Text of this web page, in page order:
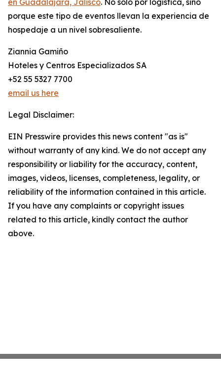
en Guadalajara, Jalisco. No solo por logística, sino
porque este tipo de eventos llevan la experiencia de
hospedaje a un nivel sobresaliente.
Ziannia Gamiño
Hoteles y Centros Especializados SA
+52 55 5327 7700
email us here
Legal Disclaimer:
EIN Presswire provides this news content "as is"
without warranty of any kind. We do not accept any
responsibility or liability for the accuracy, content,
images, videos, licenses, completeness, legality, or
reliability of the information contained in this article.
If you have any complaints or copyright issues
related to this article, kindly contact the author
above.